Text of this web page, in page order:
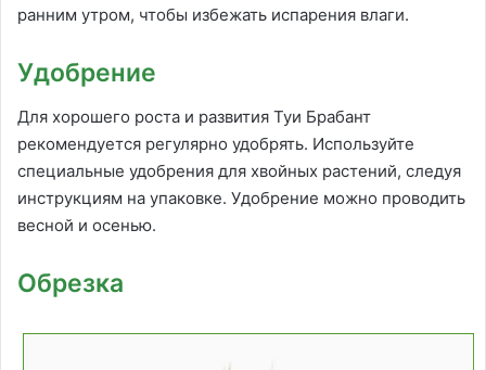
ранним утром, чтобы избежать испарения влаги.
Удобрение
Для хорошего роста и развития Туи Брабант
рекомендуется регулярно удобрять. Используйте
специальные удобрения для хвойных растений, следуя
инструкциям на упаковке. Удобрение можно проводить
весной и осенью.
Обрезка